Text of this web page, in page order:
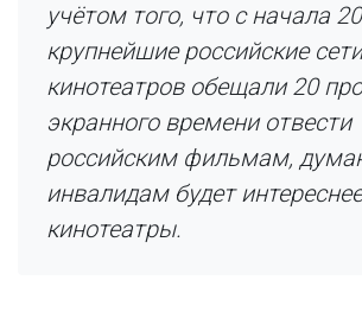
учётом того, что с начала
крупнейшие российские сети
кинотеатров обещали 20
экранного времени отвести
российским фильмам,
инвалидам будет
кинотеатры.